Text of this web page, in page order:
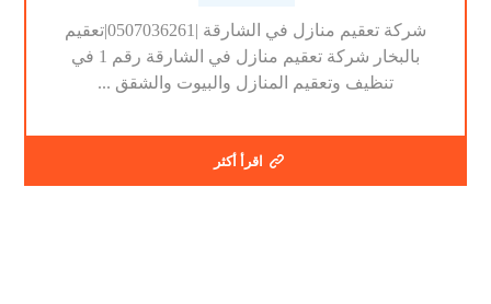
شركة تعقيم منازل في الشارقة |0507036261|تعقيم
بالبخار شركة تعقيم منازل في الشارقة رقم 1 في
تنظيف وتعقيم المنازل والبيوت والشقق ...
اقرأ أكثر